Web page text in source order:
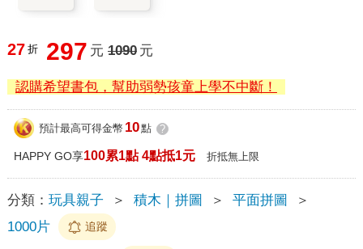
27 折 297 元 1090 元
認購希望書包，幫助弱勢孩童上學不中斷！
預計最高可得金幣 10點 ?
HAPPY GO享100累1點 4點抵1元 折抵無上限
分類： 玩具親子 ＞ 積木｜拼圖 ＞ 平面拼圖
＞
1000片
追蹤